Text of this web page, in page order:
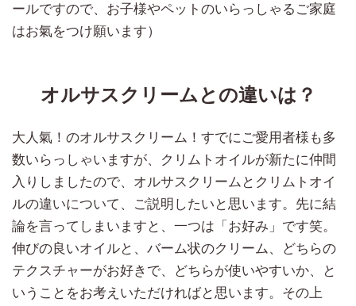
ールですので、お子様やペットのいらっしゃるご家庭
はお氣をつけ願います）
オルサスクリームとの違いは？
大人氣！のオルサスクリーム！すでにご愛用者様も多
数いらっしゃいますが、クリムトオイルが新たに仲間
入りしましたので、オルサスクリームとクリムトオイ
ルの違いについて、ご説明したいと思います。先に結
論を言ってしまいますと、一つは「お好み」です笑。
伸びの良いオイルと、バーム状のクリーム、どちらの
テクスチャーがお好きで、どちらが使いやすいか、と
いうことをお考えいただければと思います。その上